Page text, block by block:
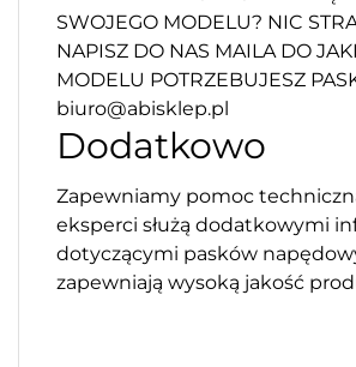
SWOJEGO MODELU? NIC
NAPISZ DO NAS MAILA DO
MODELU POTRZEBUJESZ
biuro@abisklep.pl
Dodatkowo
Zapewniamy pomoc
eksperci służą dodatkowymi
dotyczącymi pasków
zapewniają wysoką jakość